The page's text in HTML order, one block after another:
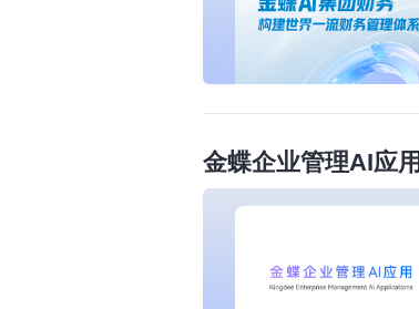
金蝶企业管理AI应用